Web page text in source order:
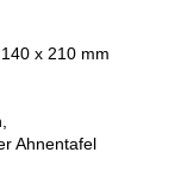
x 210 mm
Ahnentafel